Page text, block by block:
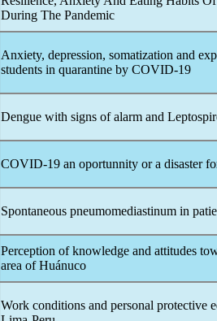
During The Pandemic
Anxiety, depression, somatization and
students in quarantine by COVID-19
Dengue with signs of alarm and
COVID-19 an oportunnity or a disaster
Spontaneous pneumomediastinum in
Perception of knowledge and attitudes
area of Huánuco
Work conditions and personal protective